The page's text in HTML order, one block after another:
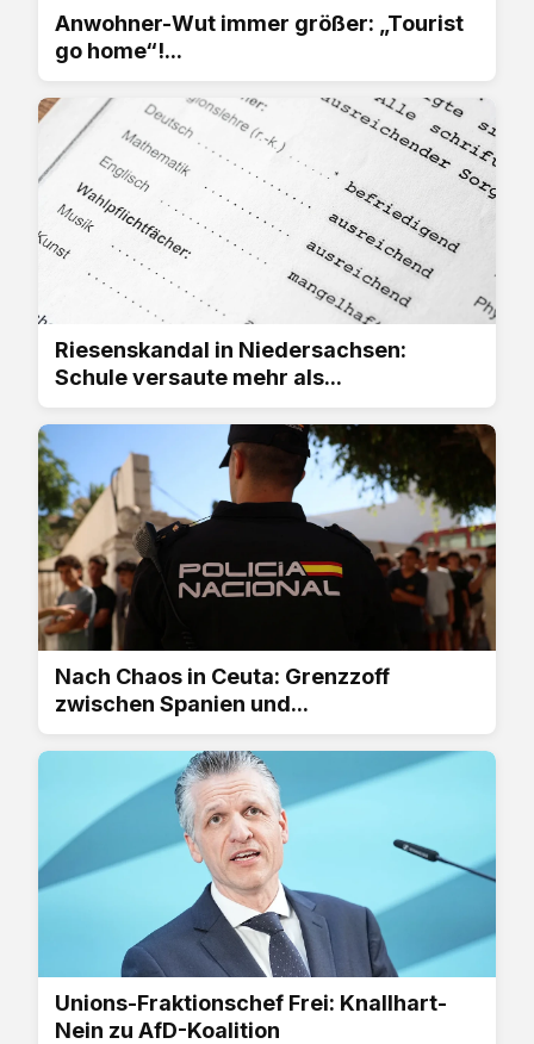
Anwohner-Wut immer größer: „Tourist
go home“!...
Riesenskandal in Niedersachsen:
Schule versaute mehr als...
Nach Chaos in Ceuta: Grenzzoff
zwischen Spanien und...
Unions-Fraktionschef Frei: Knallhart-
Nein zu AfD-Koalition